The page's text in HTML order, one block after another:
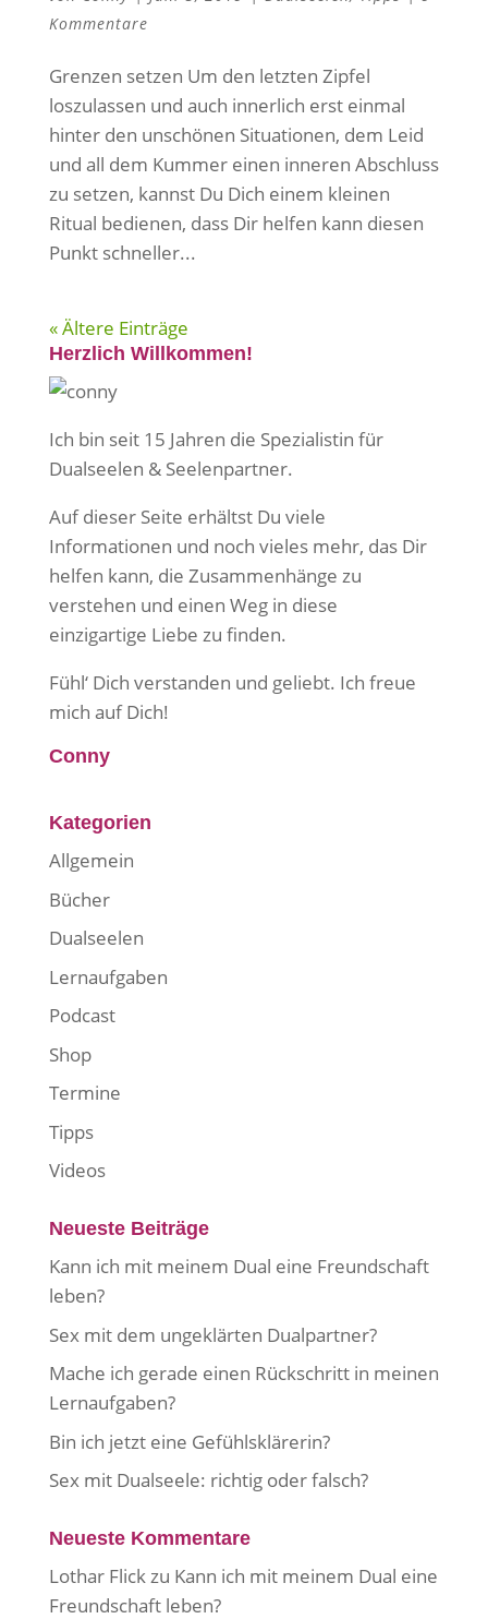
Kommentare
Grenzen setzen Um den letzten Zipfel
loszulassen und auch innerlich erst einmal
hinter den unschönen Situationen, dem Leid
und all dem Kummer einen inneren Abschluss
zu setzen, kannst Du Dich einem kleinen
Ritual bedienen, dass Dir helfen kann diesen
Punkt schneller...
« Ältere Einträge
Herzlich Willkommen!
Ich bin seit 15 Jahren die Spezialistin für
Dualseelen & Seelenpartner.
Auf dieser Seite erhältst Du viele
Informationen und noch vieles mehr, das Dir
helfen kann, die Zusammenhänge zu
verstehen und einen Weg in diese
einzigartige Liebe zu finden.
Fühl‘ Dich verstanden und geliebt. Ich freue
mich auf Dich!
Conny
Kategorien
Allgemein
Bücher
Dualseelen
Lernaufgaben
Podcast
Shop
Termine
Tipps
Videos
Neueste Beiträge
Kann ich mit meinem Dual eine Freundschaft
leben?
Sex mit dem ungeklärten Dualpartner?
Mache ich gerade einen Rückschritt in meinen
Lernaufgaben?
Bin ich jetzt eine Gefühlsklärerin?
Sex mit Dualseele: richtig oder falsch?
Neueste Kommentare
Lothar Flickzu Kann ich mit meinem Dual eine
Freundschaft leben?